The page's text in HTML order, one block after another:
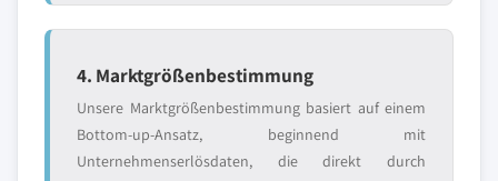
4. Marktgrößenbestimmung
Unsere Marktgrößenbestimmung basiert auf einem
Bottom-up-Ansatz, beginnend mit
Unternehmenserlösdaten, die direkt durch